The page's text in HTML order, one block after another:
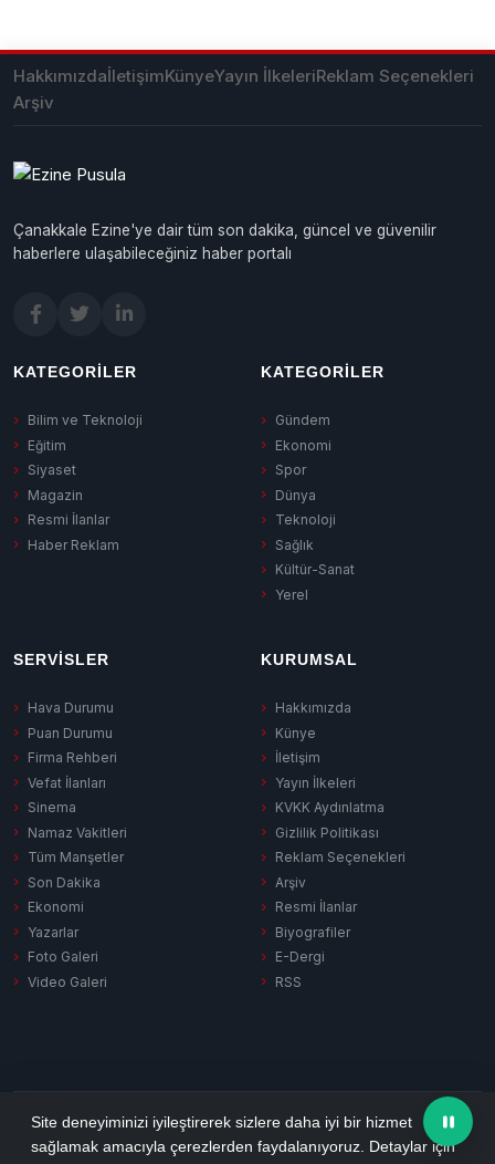
HakkımızdaİletişimKünyeYayın İlkeleriReklam Seçenekleri
Arşiv
Çanakkale Ezine'ye dair tüm son dakika, güncel ve güvenilir
haberlere ulaşabileceğiniz haber portalı
KATEGORILER
Bilim ve Teknoloji
Eğitim
Siyaset
Magazin
Resmi İlanlar
Haber Reklam
KATEGORILER
Gündem
Ekonomi
Spor
Dünya
Teknoloji
Sağlık
Kültür-Sanat
Yerel
SERVISLER
Hava Durumu
Puan Durumu
Firma Rehberi
Vefat İlanları
Sinema
Namaz Vakitleri
Tüm Manşetler
Son Dakika
Ekonomi
Yazarlar
Foto Galeri
Video Galeri
KURUMSAL
Hakkımızda
Künye
İletişim
Yayın İlkeleri
KVKK Aydınlatma
Gizlilik Politikası
Reklam Seçenekleri
Arşiv
Resmi İlanlar
Biyografiler
E-Dergi
RSS
Gizlilik Politikası KVKK AydınlatmaÇerez PolitikasıRSS
© 2026 Ezine Pusula. Tüm hakları saklıdır.
Site deneyiminizi iyileştirerek sizlere daha iyi bir hizmet
sağlamak amacıyla çerezlerden faydalanıyoruz. Detaylar için